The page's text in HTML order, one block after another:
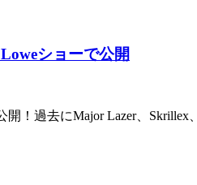
ショーで公開
！過去にMajor Lazer、